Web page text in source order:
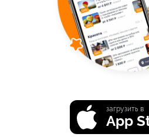
загрузить в
App